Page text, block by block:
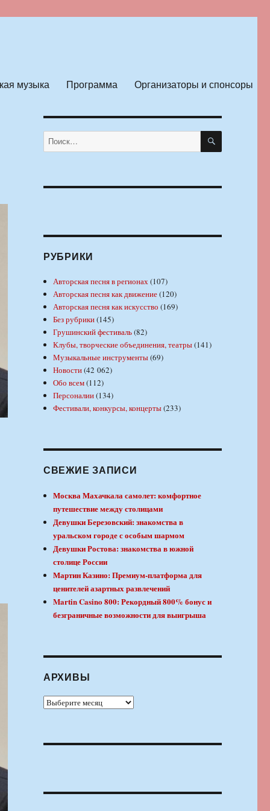
музыка Программа Организаторы и спонсоры
Искать: ПОИСК
РУБРИКИ
Авторская песня в регионах(107)
Авторская песня как движение(120)
Авторская песня как искусство (169)
Без рубрики(145)
Грушинский фестиваль(82)
Клубы, творческие объединения, театры(141)
Музыкальные инструменты(69)
Новости(42 062)
Обо всем(112)
Персоналии(134)
Фестивали, конкурсы, концерты(233)
СВЕЖИЕ ЗАПИСИ
Москва Махачкала самолет: комфортное
путешествие между столицами
Девушки Березовский: знакомства в
уральском городе с особым шармом
Девушки Ростова: знакомства в южной
столице России
Мартин Казино: Премиум-платформа для
ценителей азартных развлечений
Martin Casino 800: Рекордный 800% бонус и
безграничные возможности для выигрыша
АРХИВЫ
Архивы